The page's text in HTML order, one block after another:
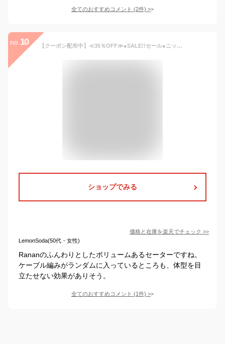
全てのおすすめコメント (2件) >
no. 10 【クーポン配布中】≪35％OFF≫●SALE!!セール●ニットプルオーバー M L LL 3L 編地柄ゆったりニットプルオーバー(M〜3L) 40代ファッション レディース ryuryu リュリュ 秋 秋服 Ranan ラナン ニット プルオーバー トップス 体型カバー 在庫処分 楽天スーパーSALE
ショップでみる
価格と在庫を楽天でチェック >>
LemonSoda(50代・女性)
Rananのふんわりとしたボリュームあるセーターですね。
ケーブル編みがランダムに入っているところも、体型を目
立たせない効果がありそう。
全てのおすすめコメント (1件) >